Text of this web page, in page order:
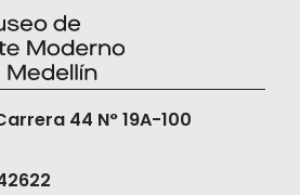
44 N° 19A-100